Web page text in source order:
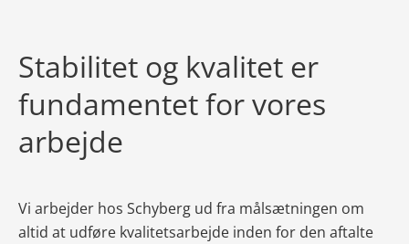
Stabilitet og kvalitet er
fundamentet for vores
arbejde
Vi arbejder hos Schyberg ud fra målsætningen om
altid at udføre kvalitetsarbejde inden for den aftalte